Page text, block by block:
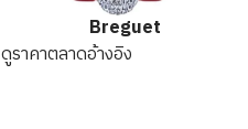
Breguet
ดูราคาตลาดอ้างอิง